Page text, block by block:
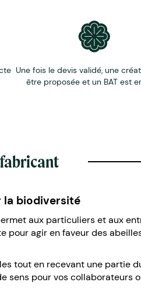
Une fois le devis validé, une
être proposée et un BAT est
la biodiversité
aux particuliers et aux
agir en faveur des
tout en recevant une partie
sens pour vos collaborateurs